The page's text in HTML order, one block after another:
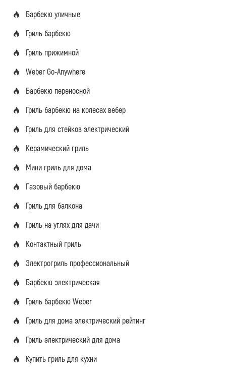
Барбекю уличные
Гриль барбекю
Гриль прижимной
Weber Go-Anywhere
Барбекю переносной
Гриль барбекю на колесах вебер
Гриль для стейков электрический
Керамический гриль
Мини гриль для дома
Газовый барбекю
Гриль для балкона
Гриль на углях для дачи
Контактный гриль
Электрогриль профессиональный
Барбекю электрическая
Гриль барбекю Weber
Гриль для дома электрический рейтинг
Гриль электрический для дома
Купить гриль для кухни